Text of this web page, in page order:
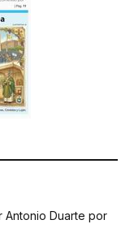
Antonio Duarte por